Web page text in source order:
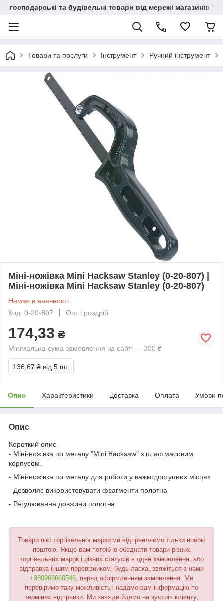
господарські та будівельні товари від мережі магазинів
Товари та послуги Інструмент Ручний інструмент
Міні-ножівка Mini Hacksaw Stanley (0-20-807) |
Міні-ножівка Mini Hacksaw Stanley (0-20-807)
Немає в наявності
Код: 0-20-807
Опт і роздріб
174,33 ₴
Мінімальна сума замовлення на сайті — 300 ₴
136,67 ₴ від 5 шт.
Опис Характеристики Доставка Оплата Умови
Опис
Короткий опис
- Міні-ножівка по металу "Mini Hacksaw" з пластмасовим
корпусом.
- Міні-ножівка по металу для роботи у важкодоступних місцях
- Дозволяє використовувати фрагменти полотна
- Регулювання довжини полотна
Товари цієї торгівельної марки ми відправляємо тільки новою
поштою. Якщо вам потрібно обєднати товари різних
торгівельних марок і різних статусів в одне замовлення, або
відправка іншим перевізником, будь ласка, звяжіться з нами
+380968660546 , перед оформленням замовлення. Ми
перевіримо таку можливість і надамо вам інформацію по
термінах відправки. Ми завжди йдемо на зустріч клієнту,